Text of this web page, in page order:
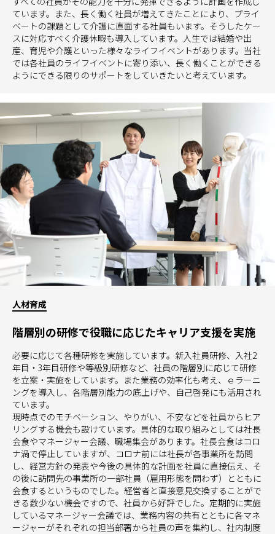
ています。また、長く働く社員が増えてきたことにより、プライ
ベートの課題として介護に直面する社員もいます。そうしたケー
スに対応すべく介護休暇も導入しています。人生では結婚や出
産、育児や介護といった様々なライフイベントがあります。当社
では各社員のライフイベントに寄り添い、長く働くことができる
ようにできる限りのサポートをしていきたいと考えています。
人材育成
階層別の研修で役職に応じたキャリア支援を実施
必要に応じて各種研修を実施しています。新入社員研修、入社2
年目・3年目研修や等級別研修など、社員の階層別に応じて研修
を立案・実施をしています。また業務の効率化も考え、ｅラーニ
ングを導入し、各階層別能力の底上げや、自己啓発にも活用され
ています。
現時点でのモチベーション、やりがい、不安などを社員からヒア
リングする機会も設けています。具体的な取り組みとしては社長
会食やマネージャー会議、職場集会があります。社長会食はコロ
ナ渦で停止していますが、コロナ前には社長が各事業所を訪問
し、経営方針の発表や今後の具体的な計画を社員に直接伝え、そ
の後に訪問先の事業所の一部社員（雇用形態を問わず）とともに
会食するというものでした。経営者と直接意見交換することがで
きる数少ない機会ですので、社員から好評でした。定期的に実施
しているマネージャー会議では、業務内容の共有とともに各マネ
ージャーがそれぞれの担当部署から社員の声を集約し、社内制度